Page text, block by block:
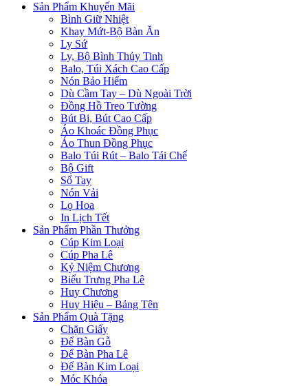
Sản Phẩm Khuyến Mãi
Bình Giữ Nhiệt
Khay Mứt-Bộ Bàn Ăn
Ly Sứ
Ly, Bộ Bình Thủy Tinh
Balo, Túi Xách Cao Cấp
Nón Bảo Hiểm
Dù Cầm Tay – Dù Ngoài Trời
Đồng Hồ Treo Tường
Bút Bi, Bút Cao Cấp
Áo Khoác Đồng Phục
Áo Thun Đồng Phục
Balo Túi Rút – Balo Tái Chế
Bộ Gift
Sổ Tay
Nón Vải
Lọ Hoa
In Lịch Tết
Sản Phẩm Phần Thưởng
Cúp Kim Loại
Cúp Pha Lê
Kỷ Niệm Chương
Biểu Trưng Pha Lê
Huy Chương
Huy Hiệu – Bảng Tên
Sản Phẩm Quà Tặng
Chặn Giấy
Để Bàn Gỗ
Để Bàn Pha Lê
Để Bàn Kim Loại
Móc Khóa